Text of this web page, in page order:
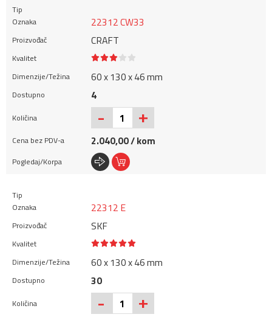
22312 CW33
CRAFT
60 x 130 x 46 mm
4
- +
2.040,00 / kom
22312 E
SKF
60 x 130 x 46 mm
30
- +